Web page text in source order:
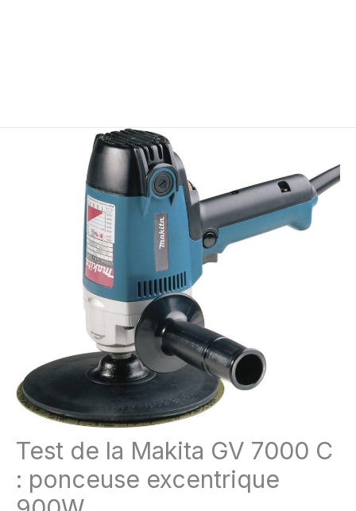
Test de la Makita GV 7000 C
: ponceuse excentrique